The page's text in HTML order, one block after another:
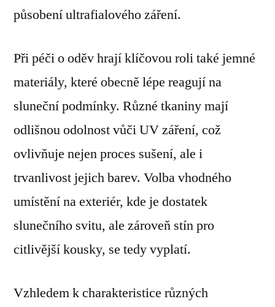
působení ultrafialového záření.
Při péči o oděv hrají klíčovou roli také jemné
materiály, které obecně lépe reagují na
sluneční podmínky. Různé tkaniny mají
odlišnou odolnost vůči UV záření, což
ovlivňuje nejen proces sušení, ale i
trvanlivost jejich barev. Volba vhodného
umístění na exteriér, kde je dostatek
slunečního svitu, ale zároveň stín pro
citlivější kousky, se tedy vyplatí.
Vzhledem k charakteristice různých